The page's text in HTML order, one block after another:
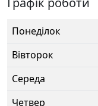
Понеділок
Вівторок
Середа
Четвер